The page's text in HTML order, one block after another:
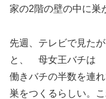
家の2階の壁の中に
先週、テレビで見た
と、 母女王バチは
働きバチの半数を連
巣をつくるらしい。こ